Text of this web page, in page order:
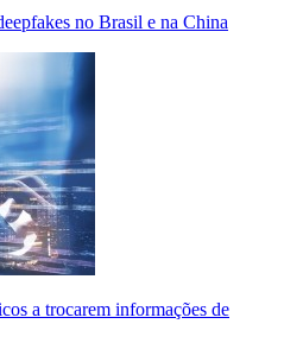
no Brasil e na China
a trocarem informações de